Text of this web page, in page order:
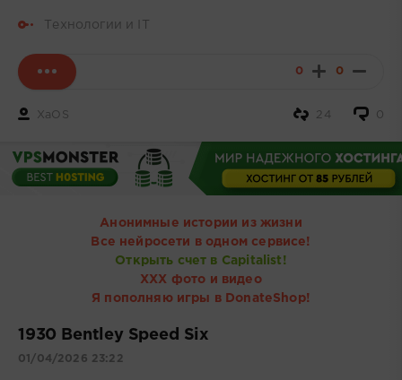
Технологии и IT
0 0
XaOS 0
24
Анонимные истории из жизни
Все нейросети в одном сервисе!
Открыть счет в Capitalist!
ХХХ фото и видео
Я пополняю игры в DonateShop!
1930 Bentley Speed Six
01/04/2026 23:22